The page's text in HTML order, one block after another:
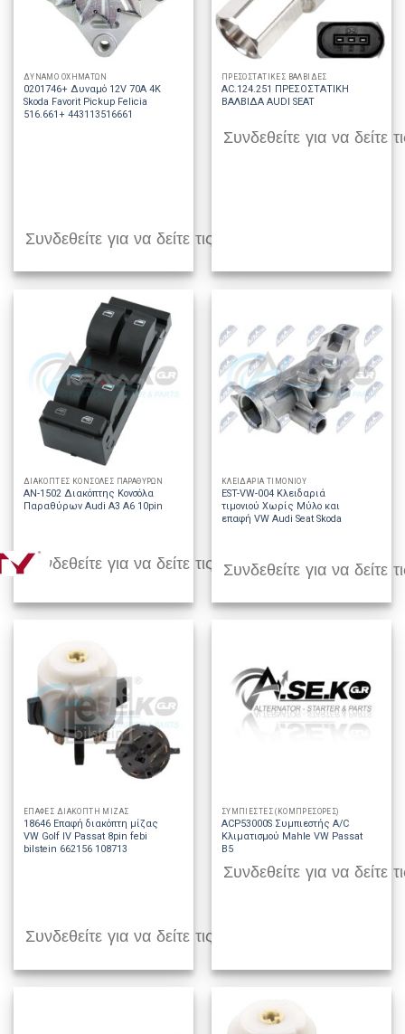
ΔΥΝΑΜΟ ΟΧΗΜΑΤΩΝ
0201746+ Δυναμό 12V 70A 4K
Skoda Favorit Pickup Felicia
516.661+ 443113516661
Συνδεθείτε για να δείτε τις τιμές
ΠΡΕΣΟΣΤΑΤΙΚΕΣ ΒΑΛΒΙΔΕΣ
AC.124.251 ΠΡΕΣΟΣΤΑΤΙΚΗ
ΒΑΛΒΙΔΑ AUDI SEAT
Συνδεθείτε για να δείτε
ΔΙΑΚΟΠΤΕΣ ΚΟΝΣΟΛΕΣ ΠΑΡΑΘΥΡΩΝ
AN-1502 Διακόπτης Κονσόλα
Παραθύρων Audi A3 A6 10pin
Συνδεθείτε για να δείτε τις τιμές
ΚΛΕΙΔΑΡΙΑ ΤΙΜΟΝΙΟΥ
EST-VW-004 Κλειδαριά
τιμονιού Χωρίς Μύλο και
επαφή VW Audi Seat Skoda
Συνδεθείτε για να δείτε
ΕΠΑΦΕΣ ΔΙΑΚΟΠΤΗ ΜΙΖΑΣ
18646 Επαφή διακόπτη μίζας
VW Golf IV Passat 8pin febi
bilstein 662156 108713
Συνδεθείτε για να δείτε τις τιμές
ΣΥΜΠΙΕΣΤΕΣ (ΚΟΜΠΡΕΣΟΡΕΣ)
ACP53000S Συμπιεστής A/C
Κλιματισμού Mahle VW Passat
B5
Συνδεθείτε για να δείτε